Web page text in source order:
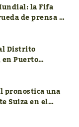
la Fifa
de prensa de
Distrito
Puerto
una
Suiza en el